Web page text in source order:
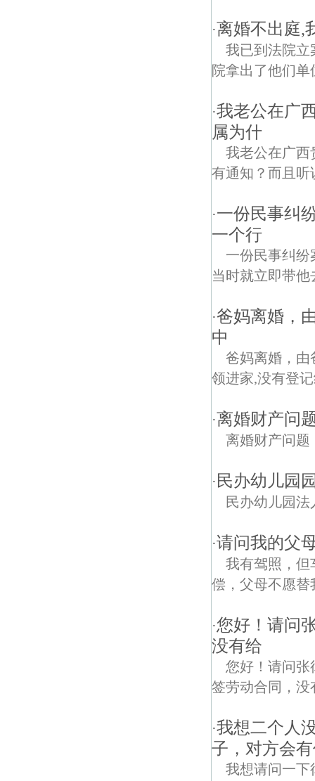
·离婚不出庭,
我已到法院立
院拿出了他们
·我老公在广
属为什
我老公在广西
有通知？而且听
·一份民事纠
一个行
一份民事纠
当时就立即带
·爸妈离婚，
中
爸妈离婚，由
领进家,没有登
·离婚财产问
离婚财产问题
· 民办幼儿园
民办幼儿园
·请问我的父
我有驾照，但
偿，父母不愿替
·您好！请问
没有给
您好！请问张
签劳动合同，没
·我想二个人
子，对方会
我想请问一下